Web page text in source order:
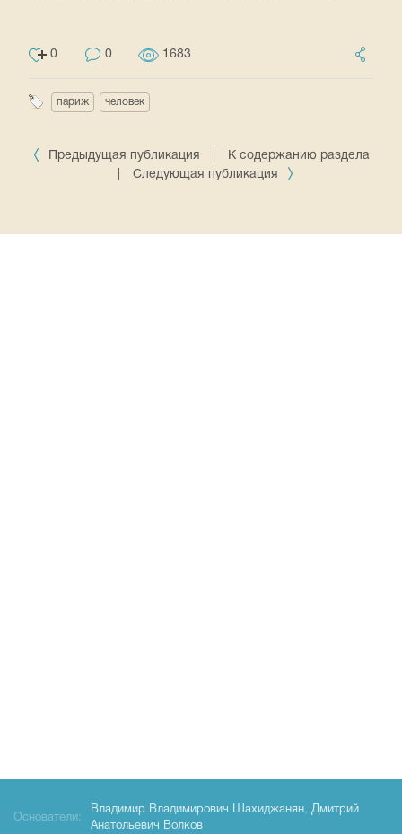
0 0 1683
париж человек
Предыдущая публикация
К содержанию раздела
Следующая публикация
Основатели:
Владимир Владимирович Шахиджанян, Дмитрий
Анатольевич Волков